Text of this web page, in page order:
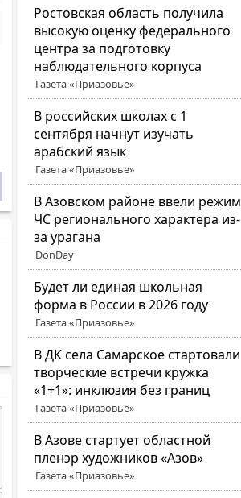
Ростовская область получила
высокую оценку федерального
центра за подготовку
наблюдательного корпуса
Газета «Приазовье»
В российских школах с 1
сентября начнут изучать
арабский язык
Газета «Приазовье»
В Азовском районе ввели режим
ЧС регионального характера из-
за урагана
DonDay
Будет ли единая школьная
форма в России в 2026 году
Газета «Приазовье»
В ДК села Самарское стартовали
творческие встречи кружка
«1+1»: инклюзия без границ
Газета «Приазовье»
В Азове стартует областной
пленэр художников «Азов»
Газета «Приазовье»